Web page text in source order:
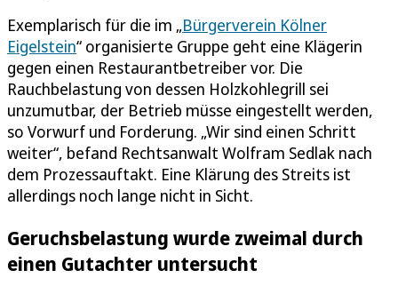
Exemplarisch für die im „Bürgerverein Kölner
Eigelstein“ organisierte Gruppe geht eine Klägerin
gegen einen Restaurantbetreiber vor. Die
Rauchbelastung von dessen Holzkohlegrill sei
unzumutbar, der Betrieb müsse eingestellt werden,
so Vorwurf und Forderung. „Wir sind einen Schritt
weiter“, befand Rechtsanwalt Wolfram Sedlak nach
dem Prozessauftakt. Eine Klärung des Streits ist
allerdings noch lange nicht in Sicht.
Geruchsbelastung wurde zweimal durch
einen Gutachter untersucht